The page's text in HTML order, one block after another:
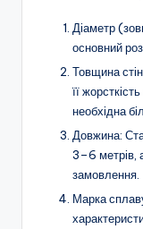
Діаметр
основний
Товщина
її
необхідна
Довжина:
3–6 метрів,
замовлення.
Марка